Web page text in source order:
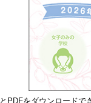
PDFをダウンロードで